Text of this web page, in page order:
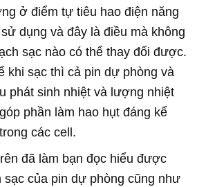
ở điểm tự tiêu hao điện năng
dụng và đây là điều mà không
sạc nào có thể thay đổi được.
khi sạc thì cả pin dự phòng và
phát sinh nhiệt và lượng nhiệt
phần làm hao hụt đáng kể
các cell.
đã làm bạn đọc hiểu được
sạc của pin dự phòng cũng như